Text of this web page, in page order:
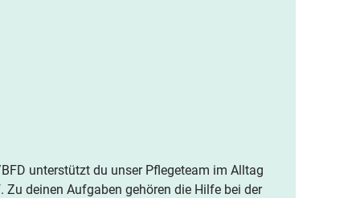
unterstützt du unser Pflegeteam im Alltag
deinen Aufgaben gehören die Hilfe bei der